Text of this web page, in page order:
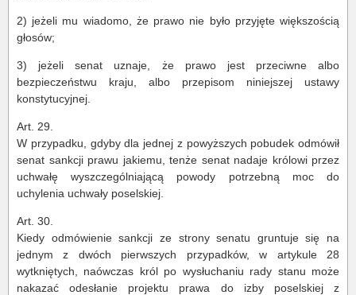
2) jeżeli mu wiadomo, że prawo nie było przyjęte większością
głosów;
3) jeżeli senat uznaje, że prawo jest przeciwne albo
bezpieczeństwu kraju, albo przepisom niniejszej ustawy
konstytucyjnej.
Art. 29.
W przypadku, gdyby dla jednej z powyższych pobudek odmówił
senat sankcji prawu jakiemu, tenże senat nadaje królowi przez
uchwałę wyszczególniającą powody potrzebną moc do
uchylenia uchwały poselskiej.
Art. 30.
Kiedy odmówienie sankcji ze strony senatu gruntuje się na
jednym z dwóch pierwszych przypadków, w artykule 28
wytkniętych, naówczas król po wysłuchaniu rady stanu może
nakazać odesłanie projektu prawa do izby poselskiej z